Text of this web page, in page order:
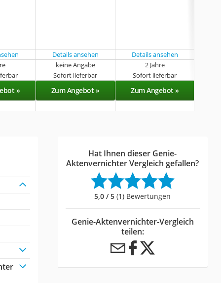
Details ansehen
Details ansehen
keine Angabe
2 Jahre
Sofort lieferbar Sofort lieferbar
» Zum Angebot » Zum Angebot »
Hat Ihnen dieser Genie-
Aktenvernichter Vergleich gefallen?
5,0 / 5 (1) Bewertungen
Genie-Aktenvernichter-Vergleich
teilen: